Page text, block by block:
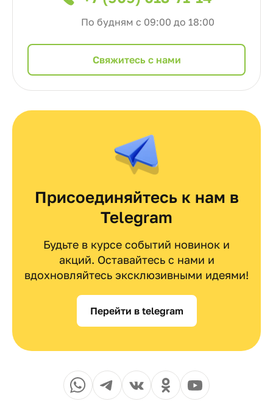
По будням с 09:00 до 18:00
Cвяжитесь с нами
Присоединяйтесь к нам в
Telegram
Будьте в курсе событий новинок и
акций. Оставайтесь с нами и
вдохновляйтесь эксклюзивными идеями!
Перейти в telegram